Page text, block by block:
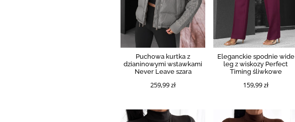
Puchowa kurtka z
dzianinowymi wstawkami
Never Leave szara
259,99 zł
Eleganckie spodnie wide
leg z wiskozy Perfect
Timing śliwkowe
159,99 zł